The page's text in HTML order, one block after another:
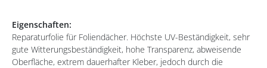
Eigenschaften:
Reparaturfolie für Foliendächer. Höchste UV-Beständigkeit, sehr
gute Witterungsbeständigkeit, hohe Transparenz, abweisende
Oberfläche, extrem dauerhafter Kleber, jedoch durch die